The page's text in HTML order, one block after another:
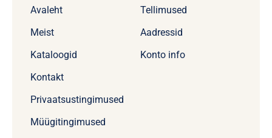
Avaleht
Meist
Kataloogid
Kontakt
Privaatsustingimused
Müügitingimused
Tellimused
Aadressid
Konto info